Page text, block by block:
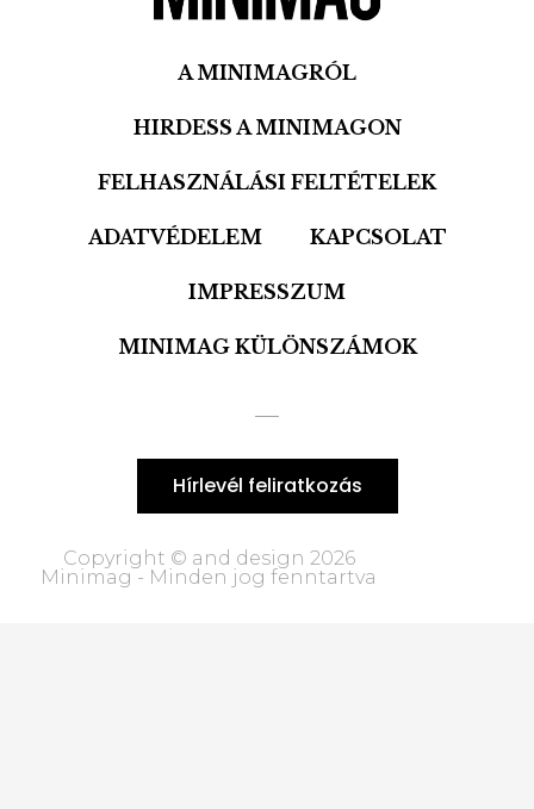
A MINIMAGRÓL
HIRDESS A MINIMAGON
FELHASZNÁLÁSI FELTÉTELEK
ADATVÉDELEM KAPCSOLAT
IMPRESSZUM
MINIMAG KÜLÖNSZÁMOK
Hírlevél feliratkozás
Copyright © and design 2026
Minimag - Minden jog fenntartva